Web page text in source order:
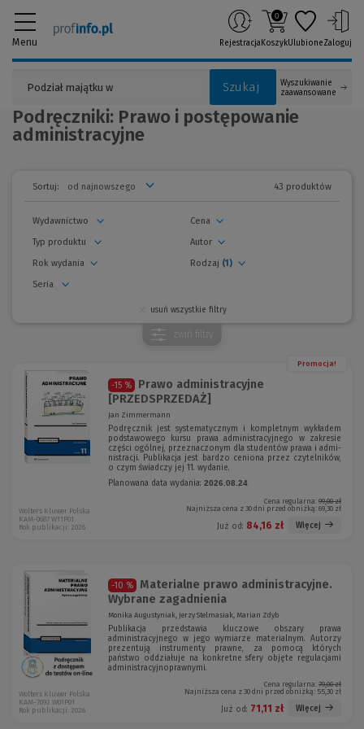
Menu
Szukaj
Wyszukiwanie
zaawansowane
Rejestracja
0
KoszykUlubioneZaloguj
Podręczniki: Prawo i postępowanie
administracyjne
Sortuj: 43 produktów
Wydawnictwo
Rodzaj (1)
Autor
Seria
Cena
Rok wydania
Typ produktu
usuń wszystkie filtry
zwiń filtry
Promocja!
-15 %
Prawo administracyjne
[PRZEDSPRZEDAŻ]
Jan Zimmermann
Podręcznik jest systematycznym i kompletnym wykładem
podstawowego kursu prawa administracyjnego w zakresie
części ogólnej, przeznaczonym dla studentów prawa i admi­
nistracji. Publikacja jest bardzo ceniona przez czytelników,
o czym świadczy jej 11. wydanie.
Planowana data wydania: 2026.08.24
Cena regularna: 99,00 zł
Najniższa cena z 30 dni przed obniżką: 69,30 zł
Już od: 84,16 zł Więcej
Wolters Kluwer Polska
KAM-0687 W11P01
Rok publikacji: 2026
-10 %
Materialne prawo administracyjne.
Wybrane zagadnienia
Monika Augustyniak, Jerzy Stelmasiak, Marian Zdyb
Publikacja przedstawia kluczowe obszary prawa
administracyjnego w jego wymiarze materialnym. Autorzy
prezentują instrumenty prawne, za pomocą których
państwo oddziałuje na konkretne sfery objęte regulacjami
administracyjnoprawnymi.
Cena regularna: 79,00 zł
Najniższa cena z 30 dni przed obniżką: 55,30 zł
Już od: 71,11 zł Więcej
Wolters Kluwer Polska
KAM-7092 W01P01
Rok publikacji: 2026